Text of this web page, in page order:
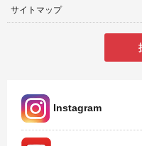
サイトマップ
Instagram